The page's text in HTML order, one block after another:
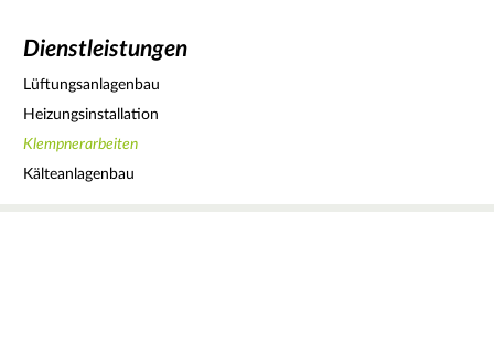
Dienstleistungen
Lüftungsanlagenbau
Heizungsinstallation
Klempnerarbeiten
Kälteanlagenbau